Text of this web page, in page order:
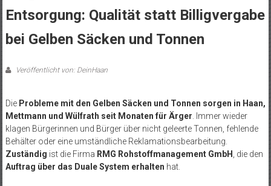
Entsorgung: Qualität statt Billigvergabe
bei Gelben Säcken und Tonnen
Veröffentlicht von: DeinHaan
Die Probleme mit den Gelben Säcken und Tonnen sorgen in Haan,
Mettmann und Wülfrath seit Monaten für Ärger . Immer wieder
klagen Bürgerinnen und Bürger über nicht geleerte Tonnen, fehlende
Behälter oder eine umständliche Reklamationsbearbeitung.
Zuständig ist die Firma RMG Rohstoffmanagement GmbH
, die den
Auftrag über das Duale System erhalten hat.